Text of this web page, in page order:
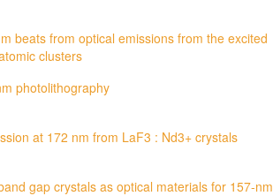
beats from optical emissions from the excited
clusters
photolithography
at 172 nm from LaF3 : Nd3+ crystals
gap crystals as optical materials for 157-nm